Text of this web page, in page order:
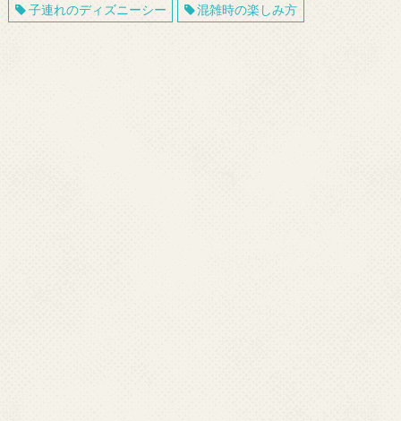
子連れのディズニーシー
混雑時の楽しみ方